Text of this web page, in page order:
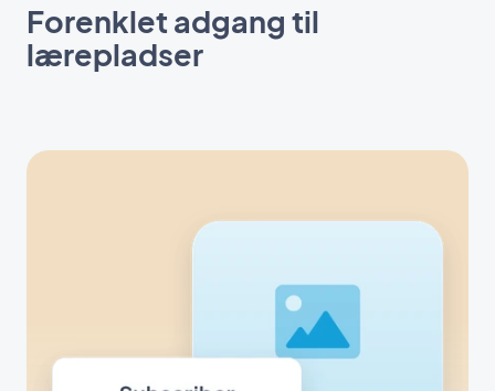
Forenklet adgang til
lærepladser